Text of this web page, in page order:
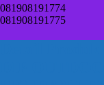
081908191774
081908191775